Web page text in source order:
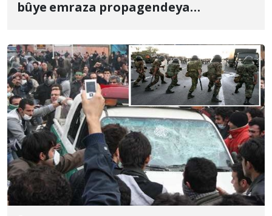
bûye emraza propagendeya